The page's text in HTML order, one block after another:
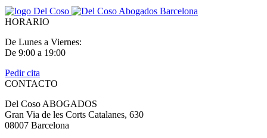
HORARIO
De Lunes a Viernes:
De 9:00 a 19:00
Pedir cita
CONTACTO
Del Coso ABOGADOS
Gran Via de les Corts Catalanes, 630
08007 Barcelona